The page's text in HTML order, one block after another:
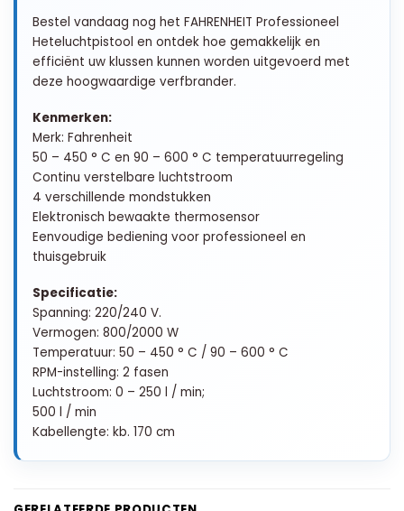
Bestel vandaag nog het FAHRENHEIT Professioneel
Heteluchtpistool en ontdek hoe gemakkelijk en
efficiënt uw klussen kunnen worden uitgevoerd met
deze hoogwaardige verfbrander.
Kenmerken:
Merk: Fahrenheit
50 – 450 ° C en 90 – 600 ° C temperatuurregeling
Continu verstelbare luchtstroom
4 verschillende mondstukken
Elektronisch bewaakte thermosensor
Eenvoudige bediening voor professioneel en
thuisgebruik
Specificatie:
Spanning: 220/240 V.
Vermogen: 800/2000 W
Temperatuur: 50 – 450 ° C / 90 – 600 ° C
RPM-instelling: 2 fasen
Luchtstroom: 0 – 250 l / min;
500 l / min
Kabellengte: kb. 170 cm